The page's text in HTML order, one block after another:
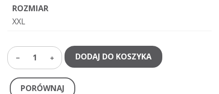
ROZMIAR
XXL
1 DODAJ DO KOSZYKA
PORÓWNAJ